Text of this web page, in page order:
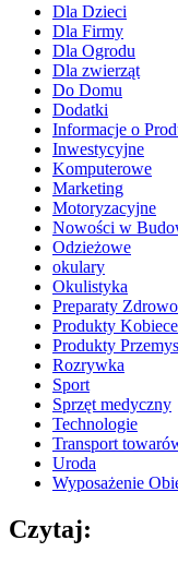
Dla Dzieci
Dla Firmy
Dla Ogrodu
Dla zwierząt
Do Domu
Dodatki
Informacje o
Inwestycyjne
Komputerowe
Marketing
Motoryzacyjne
Nowości w
Odzieżowe
okulary
Okulistyka
Preparaty
Produkty Kobiece
Produkty
Rozrywka
Sport
Sprzęt medyczny
Technologie
Transport
Uroda
Wyposażenie
Czytaj: